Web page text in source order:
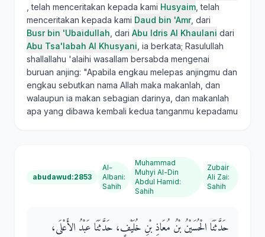
, telah menceritakan kepada kami Husyaim , telah
menceritakan kepada kami Daud bin 'Amr, dari
Busr bin 'Ubaidullah , dari Abu Idris Al Khaulani dari
Abu Tsa'labah Al Khusyani , ia berkata; Rasulullah
shallallahu 'alaihi wasallam bersabda mengenai
buruan anjing: "Apabila engkau melepas anjingmu dan
engkau sebutkan nama Allah maka makanlah, dan
walaupun ia makan sebagian darinya, dan makanlah
apa yang dibawa kembali kedua tanganmu kepadamu
abudawud:2853
Al-
Albani:
Sahih
Muhammad
Muhyi Al-Din
Abdul Hamid:
Sahih
Zubair
Ali Zai:
Sahih
حَدَّثَنَا الْحُسَيْنُ بْنُ مُعَاذِ بْنِ خُلَيْفٍ، حَدَّثَنَا عَبْدُ الأَعْلَى،